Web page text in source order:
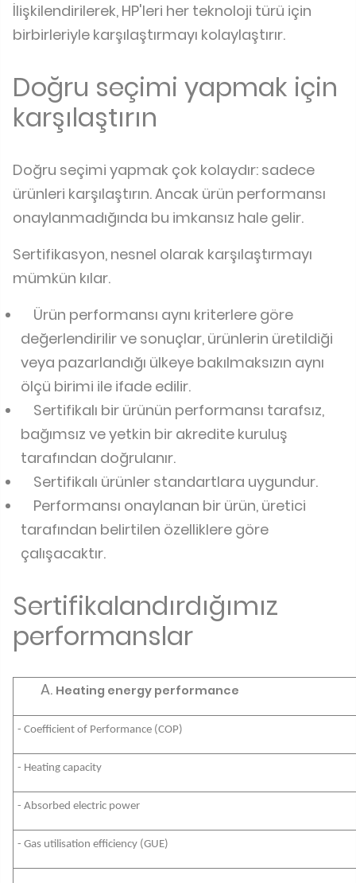
İlişkilendirilerek, HP'leri her teknoloji türü için
birbirleriyle karşılaştırmayı kolaylaştırır.
Doğru seçimi yapmak için
karşılaştırın
Doğru seçimi yapmak çok kolaydır: sadece
ürünleri karşılaştırın. Ancak ürün performansı
onaylanmadığında bu imkansız hale gelir.
Sertifikasyon, nesnel olarak karşılaştırmayı
mümkün kılar.
Ürün performansı aynı kriterlere göre
değerlendirilir ve sonuçlar, ürünlerin üretildiği
veya pazarlandığı ülkeye bakılmaksızın aynı
ölçü birimi ile ifade edilir.
Sertifikalı bir ürünün performansı tarafsız,
bağımsız ve yetkin bir akredite kuruluş
tarafından doğrulanır.
Sertifikalı ürünler standartlara uygundur.
Performansı onaylanan bir ürün, üretici
tarafından belirtilen özelliklere göre
çalışacaktır.
Sertifikalandırdığımız
performanslar
Heating energy performance
- Coefficient of Performance (COP)
- Heating capacity
- Absorbed electric power
- Gas utilisation efficiency (GUE)